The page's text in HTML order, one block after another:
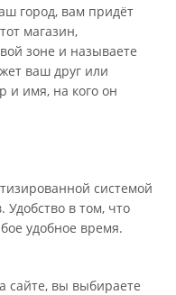
город, вам придёт
магазин,
зоне и называете
ваш друг или
и имя, на кого он
системой
Удобство в том, что
удобное время.
сайте, вы выбираете